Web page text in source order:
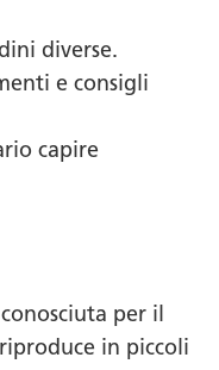
diverse.
e consigli
capire
per il
in piccoli